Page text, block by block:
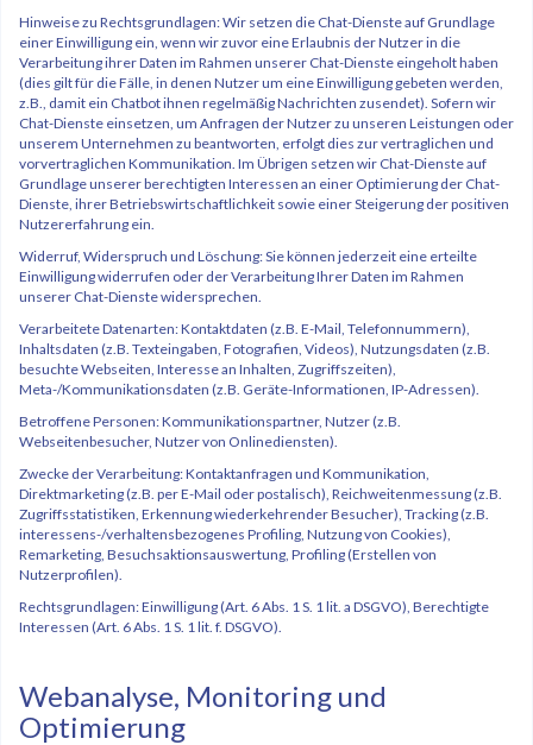
Hinweise zu Rechtsgrundlagen: Wir setzen die Chat-Dienste auf Grundlage
einer Einwilligung ein, wenn wir zuvor eine Erlaubnis der Nutzer in die
Verarbeitung ihrer Daten im Rahmen unserer Chat-Dienste eingeholt haben
(dies gilt für die Fälle, in denen Nutzer um eine Einwilligung gebeten werden,
z.B., damit ein Chatbot ihnen regelmäßig Nachrichten zusendet). Sofern wir
Chat-Dienste einsetzen, um Anfragen der Nutzer zu unseren Leistungen oder
unserem Unternehmen zu beantworten, erfolgt dies zur vertraglichen und
vorvertraglichen Kommunikation. Im Übrigen setzen wir Chat-Dienste auf
Grundlage unserer berechtigten Interessen an einer Optimierung der Chat-
Dienste, ihrer Betriebswirtschaftlichkeit sowie einer Steigerung der positiven
Nutzererfahrung ein.
Widerruf, Widerspruch und Löschung: Sie können jederzeit eine erteilte
Einwilligung widerrufen oder der Verarbeitung Ihrer Daten im Rahmen
unserer Chat-Dienste widersprechen.
Verarbeitete Datenarten: Kontaktdaten (z.B. E-Mail, Telefonnummern),
Inhaltsdaten (z.B. Texteingaben, Fotografien, Videos), Nutzungsdaten (z.B.
besuchte Webseiten, Interesse an Inhalten, Zugriffszeiten),
Meta-/Kommunikationsdaten (z.B. Geräte-Informationen, IP-Adressen).
Betroffene Personen: Kommunikationspartner, Nutzer (z.B.
Webseitenbesucher, Nutzer von Onlinediensten).
Zwecke der Verarbeitung: Kontaktanfragen und Kommunikation,
Direktmarketing (z.B. per E-Mail oder postalisch), Reichweitenmessung (z.B.
Zugriffsstatistiken, Erkennung wiederkehrender Besucher), Tracking (z.B.
interessens-/verhaltensbezogenes Profiling, Nutzung von Cookies),
Remarketing, Besuchsaktionsauswertung, Profiling (Erstellen von
Nutzerprofilen).
Rechtsgrundlagen: Einwilligung (Art. 6 Abs. 1 S. 1 lit. a DSGVO), Berechtigte
Interessen (Art. 6 Abs. 1 S. 1 lit. f. DSGVO).
Webanalyse, Monitoring und
Optimierung